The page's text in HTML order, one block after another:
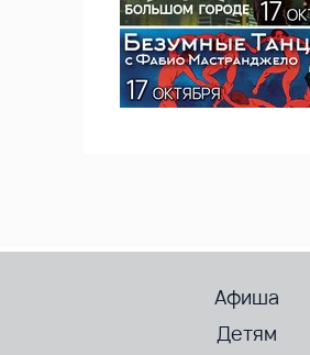
Афиша
Детям